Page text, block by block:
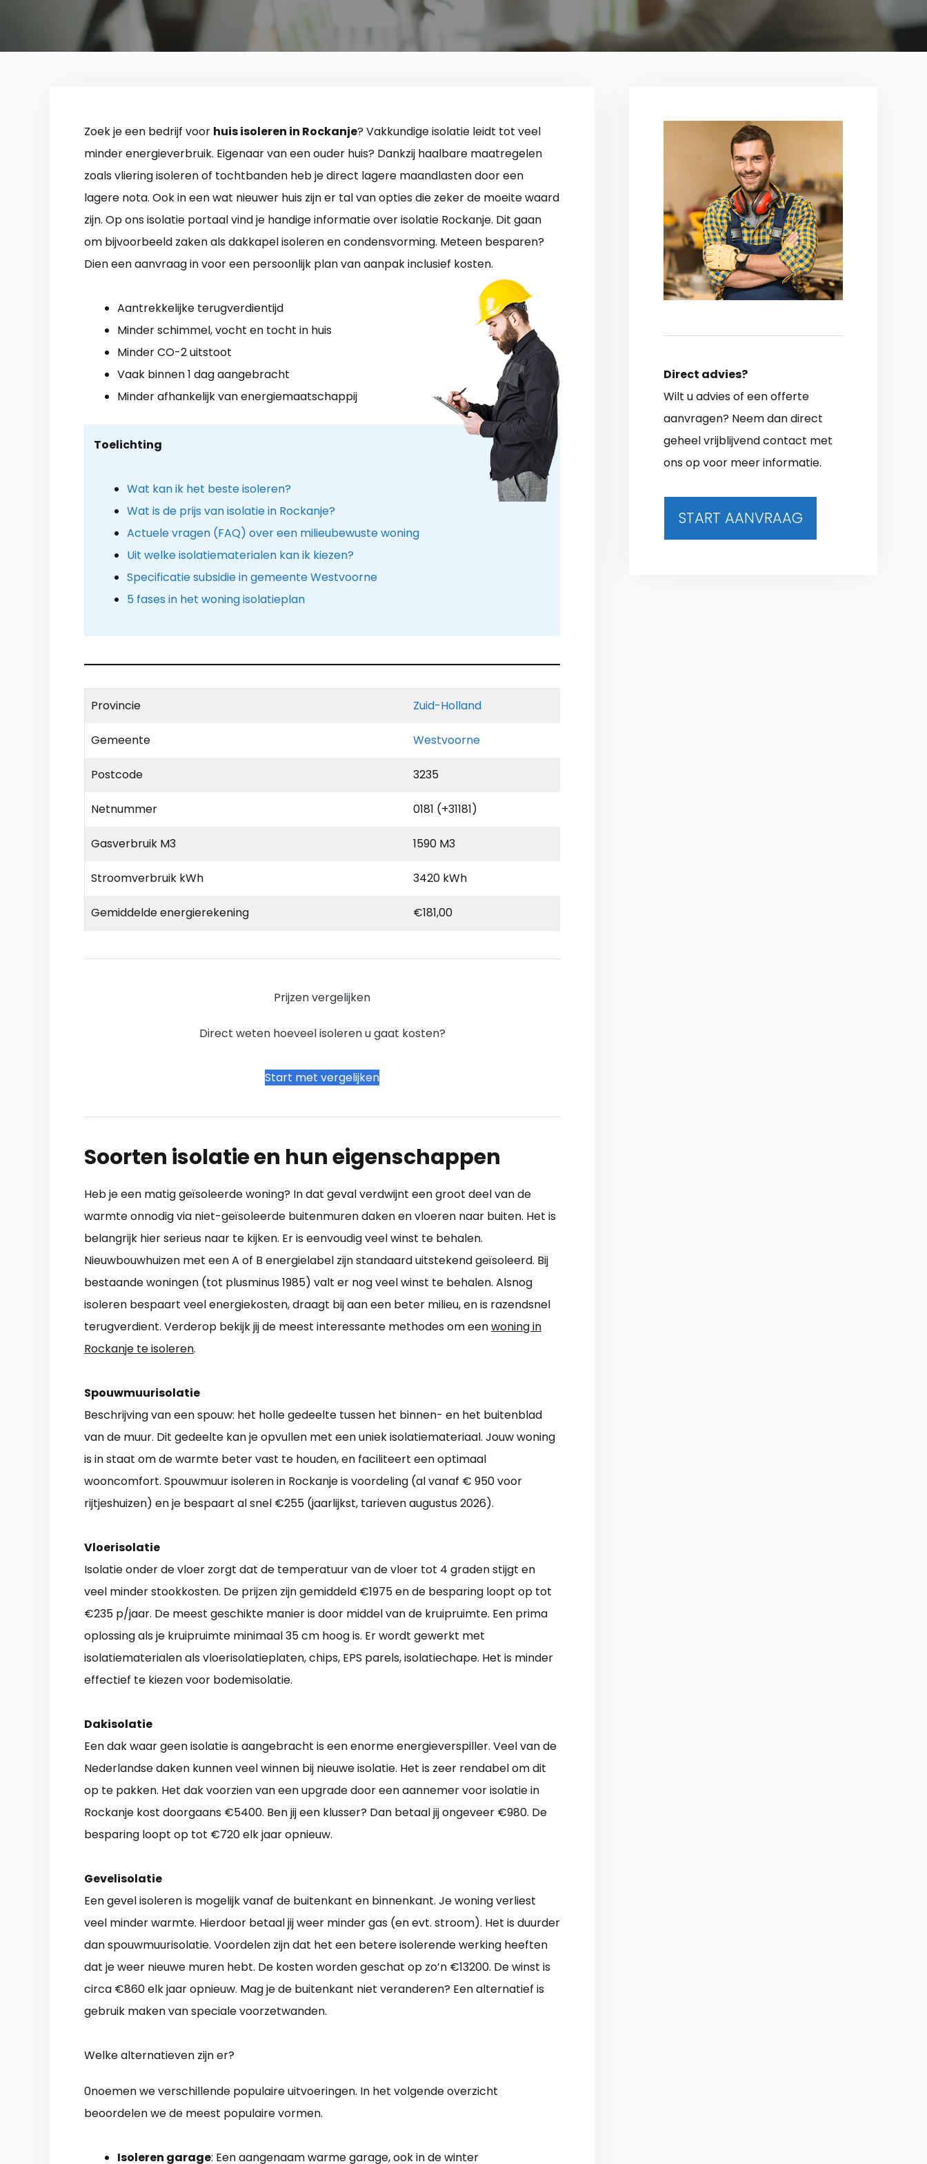
Zoek je een bedrijf voor huis isoleren in Rockanje? Vakkundige isolatie leidt tot veel
minder energieverbruik. Eigenaar van een ouder huis? Dankzij haalbare maatregelen
zoals vliering isoleren of tochtbanden heb je direct lagere maandlasten door een
lagere nota. Ook in een wat nieuwer huis zijn er tal van opties die zeker de moeite waard
zijn. Op ons isolatie portaal vind je handige informatie over isolatie Rockanje. Dit gaan
om bijvoorbeeld zaken als dakkapel isoleren en condensvorming. Meteen besparen?
Dien een aanvraag in voor een persoonlijk plan van aanpak inclusief kosten.
Aantrekkelijke terugverdientijd
Minder schimmel, vocht en tocht in huis
Minder CO-2 uitstoot
Vaak binnen 1 dag aangebracht
Minder afhankelijk van energiemaatschappij
Toelichting
Wat kan ik het beste isoleren?
Wat is de prijs van isolatie in Rockanje?
Actuele vragen (FAQ) over een milieubewuste woning
Uit welke isolatiematerialen kan ik kiezen?
Specificatie subsidie in gemeente Westvoorne
5 fases in het woning isolatieplan
Provincie Zuid-Holland
Gemeente Westvoorne
Postcode 3235
Netnummer 0181 (+31181)
Gasverbruik M3 1590 M3
Stroomverbruik kWh 3420 kWh
Gemiddelde energierekening €181,00
Prijzen vergelijken
Direct weten hoeveel isoleren u gaat kosten?
Start met vergelijken
Soorten isolatie en hun eigenschappen
Heb je een matig geïsoleerde woning? In dat geval verdwijnt een groot deel van de
warmte onnodig via niet-geïsoleerde buitenmuren daken en vloeren naar buiten. Het is
belangrijk hier serieus naar te kijken. Er is eenvoudig veel winst te behalen.
Nieuwbouwhuizen met een A of B energielabel zijn standaard uitstekend geïsoleerd. Bij
bestaande woningen (tot plusminus 1985) valt er nog veel winst te behalen. Alsnog
isoleren bespaart veel energiekosten, draagt bij aan een beter milieu, en is razendsnel
terugverdient. Verderop bekijk jij de meest interessante methodes om eenwoning in
Rockanje te isoleren.
Spouwmuurisolatie
Beschrijving van een spouw: het holle gedeelte tussen het binnen- en het buitenblad
van de muur. Dit gedeelte kan je opvullen met een uniek isolatiemateriaal. Jouw woning
is in staat om de warmte beter vast te houden, en faciliteert een optimaal
wooncomfort. Spouwmuur isoleren in Rockanje is voordeling (al vanaf € 950 voor
rijtjeshuizen) en je bespaart al snel €255 (jaarlijkst, tarieven augustus 2026).
Vloerisolatie
Isolatie onder de vloer zorgt dat de temperatuur van de vloer tot 4 graden stijgt en
veel minder stookkosten. De prijzen zijn gemiddeld €1975 en de besparing loopt op tot
€235 p/jaar. De meest geschikte manier is door middel van de kruipruimte. Een prima
oplossing als je kruipruimte minimaal 35 cm hoog is. Er wordt gewerkt met
isolatiematerialen als vloerisolatieplaten, chips, EPS parels, isolatiechape. Het is minder
effectief te kiezen voor bodemisolatie.
Dakisolatie
Een dak waar geen isolatie is aangebracht is een enorme energieverspiller. Veel van de
Nederlandse daken kunnen veel winnen bij nieuwe isolatie. Het is zeer rendabel om dit
op te pakken. Het dak voorzien van een upgrade door een aannemer voor isolatie in
Rockanje kost doorgaans €5400. Ben jij een klusser? Dan betaal jij ongeveer €980. De
besparing loopt op tot €720 elk jaar opnieuw.
Gevelisolatie
Een gevel isoleren is mogelijk vanaf de buitenkant en binnenkant. Je woning verliest
veel minder warmte. Hierdoor betaal jij weer minder gas (en evt. stroom). Het is duurder
dan spouwmuurisolatie. Voordelen zijn dat het een betere isolerende werking heeften
dat je weer nieuwe muren hebt. De kosten worden geschat op zo’n €13200. De winst is
circa €860 elk jaar opnieuw. Mag je de buitenkant niet veranderen? Een alternatief is
gebruik maken van speciale voorzetwanden.
Welke alternatieven zijn er?
0noemen we verschillende populaire uitvoeringen. In het volgende overzicht
beoordelen we de meest populaire vormen.
Isoleren garage: Een aangenaam warme garage, ook in de winter
Direct advies?
Wilt u advies of een offerte
aanvragen? Neem dan direct
geheel vrijblijvend contact met
ons op voor meer informatie.
START AANVRAAG